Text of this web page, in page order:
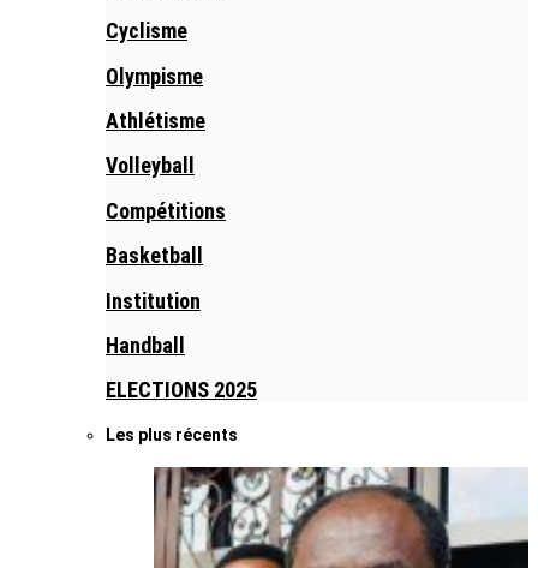
Cyclisme
Olympisme
Athlétisme
Volleyball
Compétitions
Basketball
Institution
Handball
ELECTIONS 2025
Les plus récents